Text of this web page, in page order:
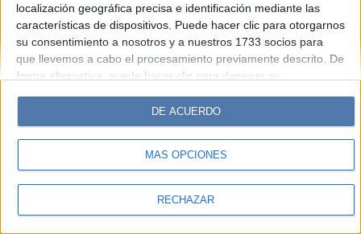
localización geográfica precisa e identificación mediante las
características de dispositivos. Puede hacer clic para otorgarnos
su consentimiento a nosotros y a nuestros 1733 socios para
que llevemos a cabo el procesamiento previamente descrito. De
forma alternativa, puede hacer clic para denegar su
cambiar sus preferencias antes de otorgar su consentimiento.
Tenga en cuenta que algún procesamiento de sus datos
personales puede no requerir de su consentimiento, pero usted
tiene el derecho de rechazar tal procesamiento. Sus
sus preferencias o retirar su consentimiento en cualquier
MÁS OPCIONES
RECHAZAR
DE ACUERDO